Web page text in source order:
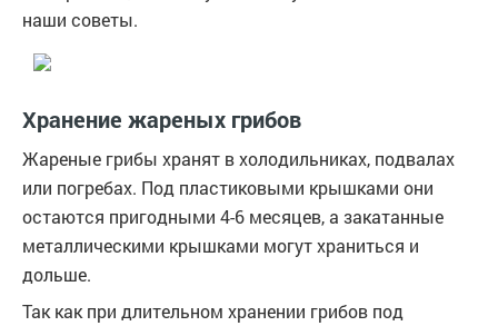
наши советы.
Хранение жареных грибов
Жареные грибы хранят в холодильниках, подвалах
или погребах. Под пластиковыми крышками они
остаются пригодными 4-6 месяцев, а закатанные
металлическими крышками могут храниться и
дольше.
Так как при длительном хранении грибов под